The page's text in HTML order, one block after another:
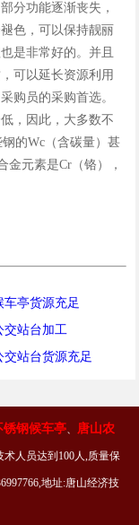
分功能逐渐丧失，
色，可以保持靓丽
是非常好的。并且
可以延长资源利用
购员的采购首选。
，因此，大多数不
的Wc（含碳量）甚
金元素是Cr（铬），
车亭货源充足
交站台加工
交站台货源充足
锈钢候车亭、 唐山农
人员达到100人,质量保
地址:唐山经济技